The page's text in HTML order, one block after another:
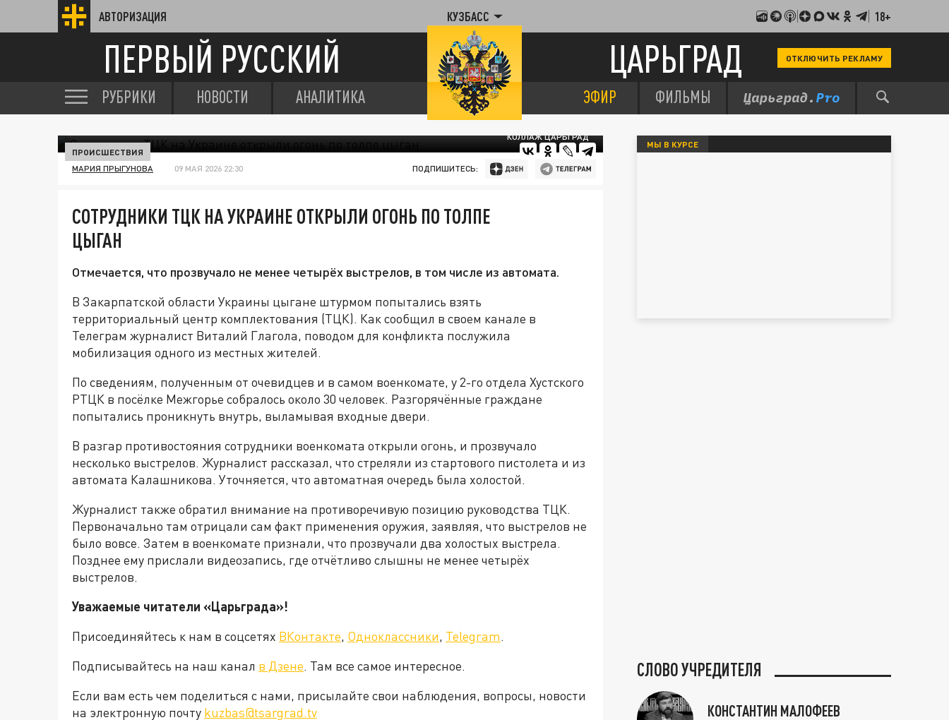
АВТОРИЗАЦИЯ КУЗБАСС 18+
ПЕРВЫЙ РУССКИЙ ЦАРЬГРАД ОТКЛЮЧИТЬ РЕКЛАМУ
РУБРИКИ НОВОСТИ АНАЛИТИКА ЭФИР ФИЛЬМЫ
КОЛЛАЖ ЦАРЬГРАД
ПРОИСШЕСТВИЯ
МАРИЯ ПРЫГУНОВА 09 МАЯ 2026 22:30 ПОДПИШИТЕСЬ:
СОТРУДНИКИ ТЦК НА УКРАИНЕ ОТКРЫЛИ ОГОНЬ ПО ТОЛПЕ
ЦЫГАН
Отмечается, что прозвучало не менее четырёх выстрелов, в том числе из автомата.
В Закарпатской области Украины цыгане штурмом попытались взять
территориальный центр комплектования (ТЦК). Как сообщил в своем канале в
Телеграм журналист Виталий Глагола, поводом для конфликта послужила
мобилизация одного из местных жителей.
По сведениям, полученным от очевидцев и в самом военкомате, у 2-го отдела Хустского
РТЦК в посёлке Межгорье собралось около 30 человек. Разгорячённые граждане
попытались проникнуть внутрь, выламывая входные двери.
В разгар противостояния сотрудники военкомата открыли огонь, и прозвучало
несколько выстрелов. Журналист рассказал, что стреляли из стартового пистолета и из
автомата Калашникова. Уточняется, что автоматная очередь была холостой.
Журналист также обратил внимание на противоречивую позицию руководства ТЦК.
Первоначально там отрицали сам факт применения оружия, заявляя, что выстрелов не
было вовсе. Затем в военкомате признали, что прозвучали два холостых выстрела.
Позднее ему прислали видеозапись, где отчётливо слышны не менее четырёх
выстрелов.
Уважаемые читатели «Царьграда»!
Присоединяйтесь к нам в соцсетях ВКонтакте, Одноклассники, Telegram.
Подписывайтесь на наш канал в Дзене. Там все самое интересное.
Если вам есть чем поделиться с нами, присылайте свои наблюдения, вопросы, новости
на электронную почту kuzbas@tsargrad.tv
МЫ В КУРСЕ
СЛОВО УЧРЕДИТЕЛЯ
КОНСТАНТИН МАЛОФЕЕВ